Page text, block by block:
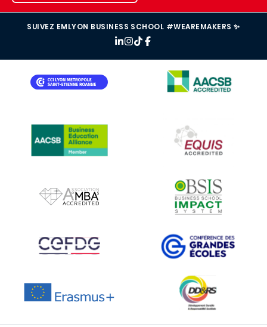
SUIVEZ EMLYON BUSINESS SCHOOL #WEAREMAKERS ✨
IMAGE
IMAGE
IMAGE
IMAGE
IMAGE IMAGE